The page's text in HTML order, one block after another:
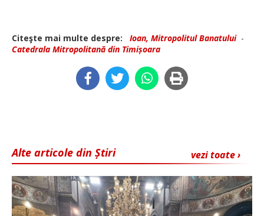
Citeşte mai multe despre: Ioan, Mitropolitul Banatului-
Catedrala Mitropolitană din Timișoara
vezi toate ›
Alte articole din Știri